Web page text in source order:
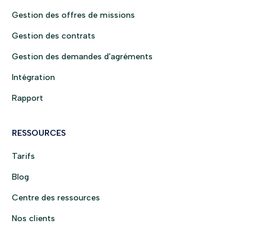
Gestion des offres de missions
Gestion des contrats
Gestion des demandes d'agréments
Intégration
Rapport
RESSOURCES
Tarifs
Blog
Centre des ressources
Nos clients